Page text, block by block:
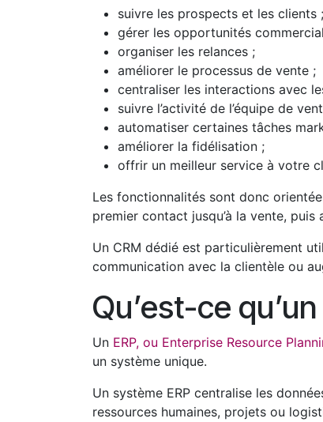
suivre les prospects et les clients ;
gérer les opportunités
organiser les relances ;
améliorer le processus de vente ;
centraliser les interactions avec
suivre l’activité de l’équipe de
automatiser certaines tâches
améliorer la fidélisation ;
offrir un meilleur service à votre
Les fonctionnalités sont donc
premier contact jusqu’à la vente, puis
Un CRM dédié est particulièrement
communication avec la clientèle ou
Qu’est-ce qu’un
Un ERP, ou Enterprise Resource
un système unique.
Un système ERP centralise les
ressources humaines, projets ou